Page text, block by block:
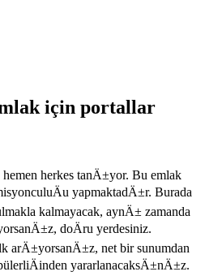
için portallar
hemen herkes tanÄ±yor. Bu emlak
yapmaktadÄ±r. Burada
kalmayacak, aynÄ± zamanda
doÄru yerdesiniz.
arÄ±yorsanÄ±z, net bir sunumdan
yararlanacaksÄ±nÄ±z.